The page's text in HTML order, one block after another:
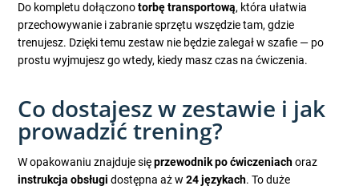
Do kompletu dołączonotorbę transportową, która ułatwia
przechowywanie i zabranie sprzętu wszędzie tam, gdzie
trenujesz. Dzięki temu zestaw nie będzie zalegał w szafie — po
prostu wyjmujesz go wtedy, kiedy masz czas na ćwiczenia.
Co dostajesz w zestawie i jak
prowadzić trening?
W opakowaniu znajduje sięprzewodnik po ćwiczeniachoraz
instrukcja obsługi dostępna aż w24 językach. To duże